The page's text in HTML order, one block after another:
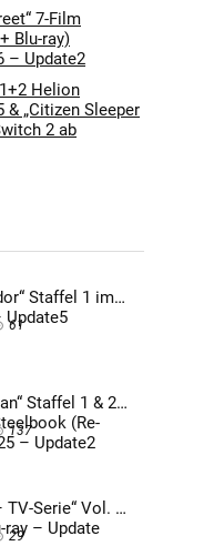
7-Film
Blu-ray)
– Update2
Helion
„Citizen Sleeper
2 ab
Staffel 1 im
Update5
61
Staffel 1 & 2
(Re-
– Update2
137
TV-Serie“ Vol. 4
ray – Update
29